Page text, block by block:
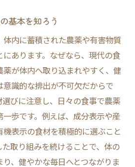
基本を知ろう
内に蓄積された農薬や有害物質
あります。なぜなら、現代の食
が体内へ取り込まれやすく、健
識的な排出が不可欠だからで
びに注意し、日々の食事で農薬
歩です。例えば、成分表示や産
表示の食材を積極的に選ぶこと
取り組みを続けることで、体の
、健やかな毎日へとつながりま